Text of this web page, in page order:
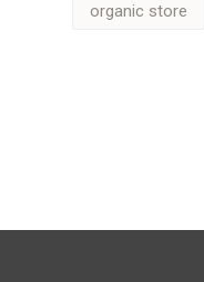
organic store